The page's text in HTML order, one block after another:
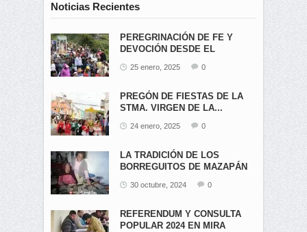
Noticias Recientes
PEREGRINACIÓN DE FE Y
DEVOCIÓN DESDE EL
25 enero, 2025 0
PREGÓN DE FIESTAS DE LA
STMA. VIRGEN DE LA...
24 enero, 2025 0
LA TRADICIÓN DE LOS
BORREGUITOS DE MAZAPÁN
30 octubre, 2024 0
REFERENDUM Y CONSULTA
POPULAR 2024 EN MIRA